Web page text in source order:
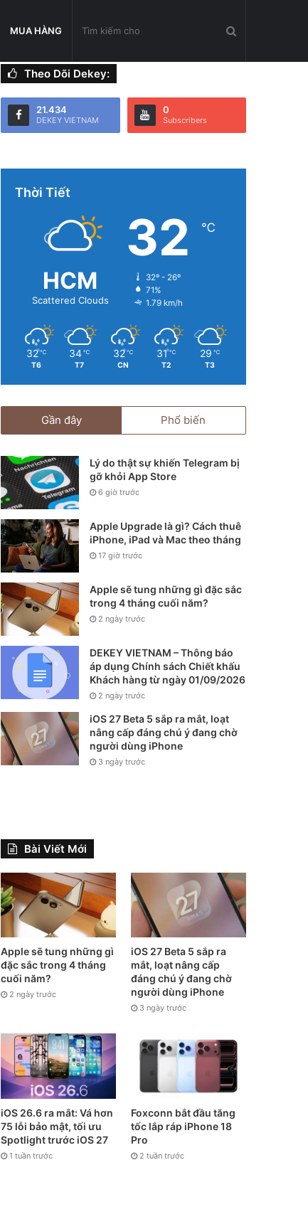
MUA HÀNG
Theo Dõi Dekey:
21.434
DEKEY VIETNAM
0
Subscribers
Thời Tiết
HCM
Scattered Clouds
32 ℃
32º - 26º
71%
1.79 km/h
32 ℃
T6
34 ℃
T7
32 ℃
CN
31 ℃
T2
29 ℃
T3
Gần đây Phổ biến
Lý do thật sự khiến Telegram bị
gỡ khỏi App Store
6 giờ trước
Apple Upgrade là gì? Cách thuê
iPhone, iPad và Mac theo tháng
17 giờ trước
Apple sẽ tung những gì đặc sắc
trong 4 tháng cuối năm?
2 ngày trước
DEKEY VIETNAM – Thông báo
áp dụng Chính sách Chiết khấu
Khách hàng từ ngày 01/09/2026
2 ngày trước
iOS 27 Beta 5 sắp ra mắt, loạt
nâng cấp đáng chú ý đang chờ
người dùng iPhone
3 ngày trước
Bài Viết Mới
Apple sẽ tung những gì
đặc sắc trong 4 tháng
cuối năm?
2 ngày trước
iOS 27 Beta 5 sắp ra
mắt, loạt nâng cấp
đáng chú ý đang chờ
người dùng iPhone
3 ngày trước
iOS 26.6 ra mắt: Vá hơn
75 lỗi bảo mật, tối ưu
Spotlight trước iOS 27
1 tuần trước
Foxconn bắt đầu tăng
tốc lắp ráp iPhone 18
Pro
2 tuần trước